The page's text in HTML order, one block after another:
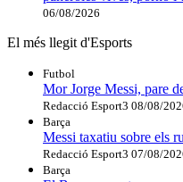
06/08/2026
El més llegit d'Esports
Futbol
Mor Jorge Messi, pare
Redacció Esport3 08/08/
Barça
Messi taxatiu sobre els
Redacció Esport3 07/08/
Barça